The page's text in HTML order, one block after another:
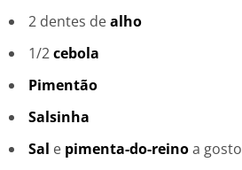
2 dentes dealho
1/2cebola
Pimentão
Salsinha
Sal e pimenta-do-reinoa gosto